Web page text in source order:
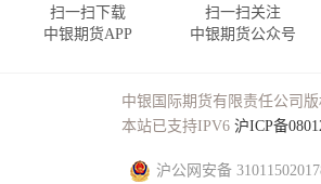
扫一扫下载
中银期货APP
扫一扫关注
中银期货公众号
中银国际期货有限责任公司
本站已支持IPV6 沪ICP备
沪公网安备